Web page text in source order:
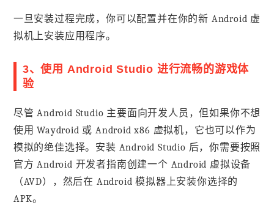
一旦安装过程完成，你可以配置并在你的新 Android 虚
拟机上安装应用程序。
3、使用 Android Studio 进行流畅的游戏体
验
尽管 Android Studio 主要面向开发人员，但如果你不想
使用 Waydroid 或 Android x86 虚拟机，它也可以作为
模拟的绝佳选择。安装 Android Studio 后，你需要按照
官方 Android 开发者指南创建一个 Android 虚拟设备
（AVD），然后在 Android 模拟器上安装你选择的
APK。